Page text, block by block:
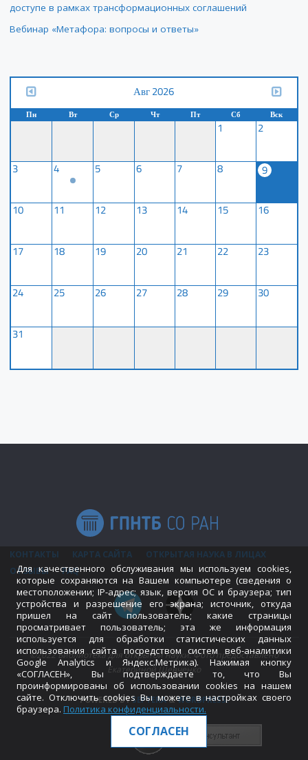
доступе в рамках трансформационных соглашений
Вебинар «Метафора: вопросы и ответы»
Авг 2026
Пн Вт Ср Чт Пт Сб Вск
1 2
3 4 5 6 7 8
9
10
11 12 13 14 15 16
17 18 19 20 21 22 23
24 25 26 27 28 29 30
31
КОНТАКТЫ КАРТА САЙТА
ОТКРЫТАЯ НАУКА В ЛИЦАХ
ОТЗЫВЫ
FAQ
©2022 Библиотека для открытой науки. Фото предоставлено
Екатериной Шевченко
POWERED BYSEPTERA&WORDPRESS.
Для качественного обслуживания мы используем cookies,
которые сохраняются на Вашем компьютере (сведения о
местоположении; IP-адрес; язык, версия ОС и браузера; тип
устройства и разрешение его экрана; источник, откуда
пришел на сайт пользователь; какие страницы
просматривает пользователь; эта же информация
используется для обработки статистических данных
использования сайта посредством систем веб-аналитики
Google Analytics и Яндекс.Метрика). Нажимая кнопку
«СОГЛАСЕН», Вы подтверждаете то, что Вы
проинформированы об использовании cookies на нашем
сайте. Отключить cookies Вы можете в настройках своего
браузера. Политика конфиденциальности.
СОГЛАСЕН